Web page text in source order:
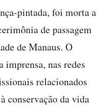
pintada, foi morta a
de passagem
de Manaus. O
nas redes
relacionados
conservação da vida